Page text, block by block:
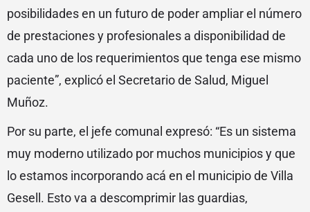
posibilidades en un futuro de poder ampliar el número
de prestaciones y profesionales a disponibilidad de
cada uno de los requerimientos que tenga ese mismo
paciente”, explicó el Secretario de Salud, Miguel
Muñoz.
Por su parte, el jefe comunal expresó: “Es un sistema
muy moderno utilizado por muchos municipios y que
lo estamos incorporando acá en el municipio de Villa
Gesell. Esto va a descomprimir las guardias,